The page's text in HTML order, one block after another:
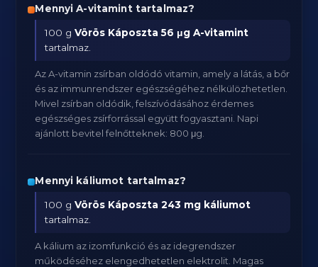
Mennyi A-vitamint tartalmaz?
100 gVörös Káposzta 56 μg A-vitamint
tartalmaz.
Az A-vitamin zsírban oldódó vitamin, amely a látás, a bőr
és az immunrendszer egészségéhez nélkülözhetetlen.
Mivel zsírban oldódik, felszívódásához érdemes
egészséges zsírforrással együtt fogyasztani. Napi
ajánlott bevitel felnőtteknek: 800 μg.
Mennyi káliumot tartalmaz?
100 gVörös Káposzta 243 mg káliumot
tartalmaz.
A kálium az izomfunkció és az idegrendszer
működéséhez elengedhetetlen elektrolit. Magas